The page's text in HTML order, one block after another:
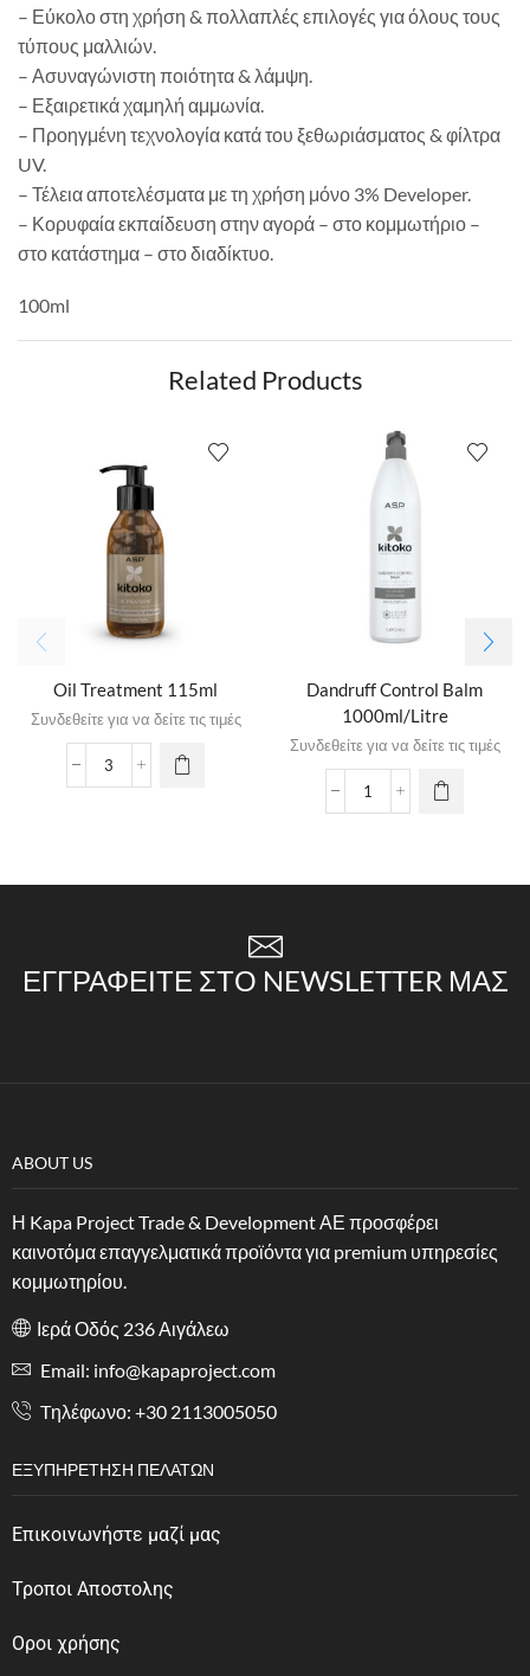
– Εύκολο στη χρήση & πολλαπλές επιλογές για όλους τους
τύπους μαλλιών.
– Ασυναγώνιστη ποιότητα & λάμψη.
– Εξαιρετικά χαμηλή αμμωνία.
– Προηγμένη τεχνολογία κατά του ξεθωριάσματος & φίλτρα
UV.
– Τέλεια αποτελέσματα με τη χρήση μόνο 3% Developer.
– Κορυφαία εκπαίδευση στην αγορά – στο κομμωτήριο –
στο κατάστημα – στο διαδίκτυο.
100ml
Related Products
Oil Treatment 115ml
Συνδεθείτε για να δείτε τις τιμές
Dandruff Control Balm
1000ml/Litre
Συνδεθείτε για να δείτε τις τιμές
ΕΓΓΡΑΦΕΊΤΕ ΣΤΟ NEWSLETTER ΜΑΣ
ABOUT US
Η Kapa Project Trade & Development ΑΕ προσφέρει
καινοτόμα επαγγελματικά προϊόντα για premium υπηρεσίες
κομμωτηρίου.
Ιερά Οδός 236 Αιγάλεω
Email: info@kapaproject.com
Tηλέφωνο: +30 2113005050
ΕΞΥΠΗΡΈΤΗΣΗ ΠΕΛΑΤΏΝ
Επικοινωνήστε μαζί μας
Τροποι Αποστολης
Οροι χρήσης